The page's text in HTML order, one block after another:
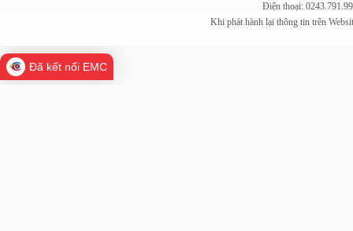
Điện thoại:
Khi phát hành lại thông tin trên
Đã kết nối EMC